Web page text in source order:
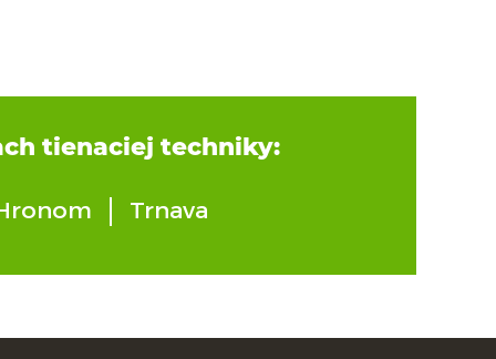
tienaciej techniky:
Trnava